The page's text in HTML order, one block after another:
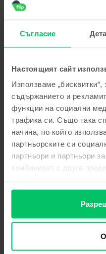
Съгласие
Настоящият сайт
Използваме
съдържанието и
функции на социални
трафика си. Също така
начина, по който
партньорските си
партньори и партньори
комбинират с друга
ползването от Ваша
пожелаваме приятно
Георги Стоянов
05
Apple iPhone 15 Pro,
5/5 Проверен
Отговор от Flip
Благодарим Ви за отзива!
от покупката. Благодарим
пожелаваме приятно
Тодор Тодоров,05 Aug
Apple iPhone 16 Pro,
Страхотен е Благодаря
Отговор от Flip
Благодарим Ви за отзива!